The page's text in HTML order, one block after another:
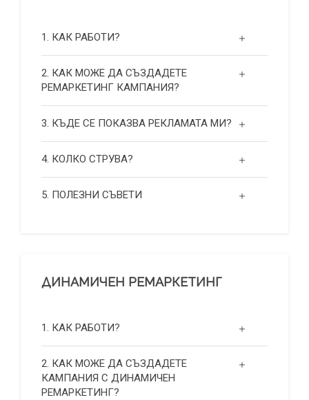
1. КАК РАБОТИ?
2. КАК МОЖЕ ДА СЪЗДАДЕТЕ
РЕМАРКЕТИНГ КАМПАНИЯ?
3. КЪДЕ СЕ ПОКАЗВА РЕКЛАМАТА МИ?
4. КОЛКО СТРУВА?
5. ПОЛЕЗНИ СЪВЕТИ
ДИНАМИЧЕН РЕМАРКЕТИНГ
1. КАК РАБОТИ?
2. КАК МОЖЕ ДА СЪЗДАДЕТЕ
КАМПАНИЯ С ДИНАМИЧЕН
РЕМАРКЕТИНГ?